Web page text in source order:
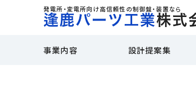
発電所・変電所向け高信頼性の制御盤・装置なら
事業内容 設計提案集